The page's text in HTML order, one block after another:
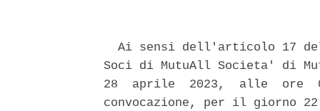
Ai sensi dell'articolo 17
Soci di MutuAll Societa' di
28  aprile  2023,  alle  ore
convocazione, per il giorno